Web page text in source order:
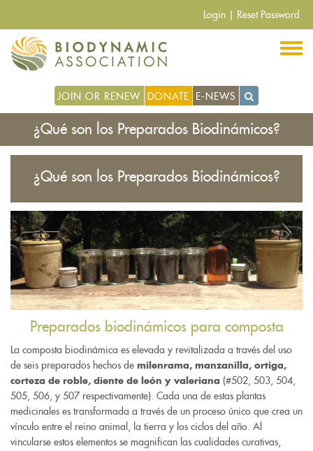
contenido
principal
Login Reset Password
JOIN OR RENEW DONATE E-NEWS
¿Qué son los Preparados Biodinámicos?
¿Qué son los Preparados Biodinámicos?
Preparados biodinámicos para composta
La composta biodinámica es elevada y revitalizada a través del uso
de seis preparados hechos de milenrama, manzanilla, ortiga,
corteza de roble, diente de león y valeriana (#502, 503, 504,
505, 506, y 507 respectivamente). Cada una de estas plantas
medicinales es transformada a través de un proceso único que crea un
vínculo entre el reino animal, la tierra y los ciclos del año. Al
vincularse estos elementos se magnifican las cualidades curativas,